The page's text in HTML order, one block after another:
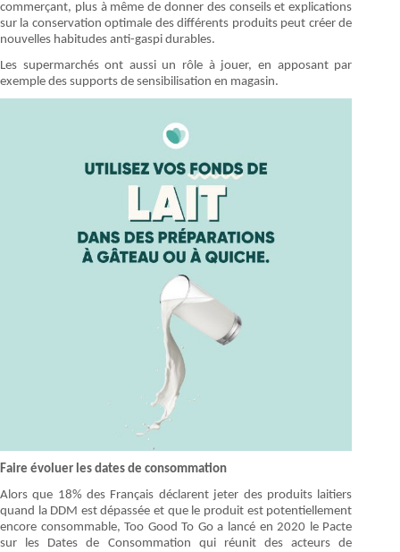
commerçant, plus à même de donner des conseils et explications
sur la conservation optimale des différents produits peut créer de
nouvelles habitudes anti-gaspi durables.
Les supermarchés ont aussi un rôle à jouer, en apposant par
exemple des supports de sensibilisation en magasin.
Faire évoluer les dates de consommation
Alors que 18% des Français déclarent jeter des produits laitiers
quand la DDM est dépassée et que le produit est potentiellement
encore consommable, Too Good To Go a lancé en 2020 le Pacte
sur les Dates de Consommation qui réunit des acteurs de